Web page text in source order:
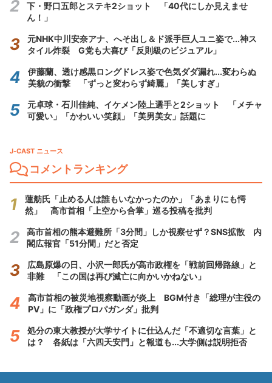
下・野口五郎とステキ2ショット 「40代にしか見えませ
ん！」
元NHK中川安奈アナ、へそ出し＆ド派手巨人ユニ姿で...神ス
タイル炸裂 G党も大喜び「反則級のビジュアル」
伊藤蘭、透け感黒ロングドレス姿で色気ダダ漏れ...変わらぬ
美貌の衝撃 「ずっと変わらず綺麗」「美しすぎ」
元卓球・石川佳純、イケメン陸上選手と2ショット 「メチャ
可愛い」「かわいい笑顔」「美男美女」話題に
J-CAST ニュース
コメントランキング
蓮舫氏「止める人は誰もいなかったのか」「あまりにも愕
然」 高市首相「上空から合掌」巡る投稿を批判
高市首相の熊本避難所「3分間」しか視察せず？SNS拡散 内
閣広報官「51分間」だと否定
広島原爆の日、小沢一郎氏が高市政権を「戦前回帰路線」と
非難 「この国は再び滅亡に向かいかねない」
高市首相の被災地視察動画が炎上 BGM付き「総理が主役の
PV」に「政権プロパガンダ」批判
処分の東大教授が大学サイトに仕込んだ「不適切な言葉」と
は？ 各紙は「六四天安門」と報道も...大学側は説明拒否